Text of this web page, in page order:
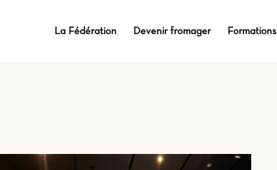
La Fédération Devenir fromager Formations